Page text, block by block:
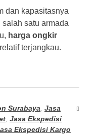
dan kapasitasnya
satu armada
harga ongkir
terjangkau.
Surabaya Jasa
Jasa Ekspedisi
Ekspedisi Kargo